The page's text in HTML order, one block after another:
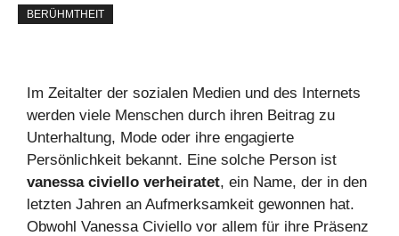
BERÜHMTHEIT
Im Zeitalter der sozialen Medien und des Internets
werden viele Menschen durch ihren Beitrag zu
Unterhaltung, Mode oder ihre engagierte
Persönlichkeit bekannt. Eine solche Person ist
vanessa civiello verheiratet, ein Name, der in den
letzten Jahren an Aufmerksamkeit gewonnen hat.
Obwohl Vanessa Civiello vor allem für ihre Präsenz